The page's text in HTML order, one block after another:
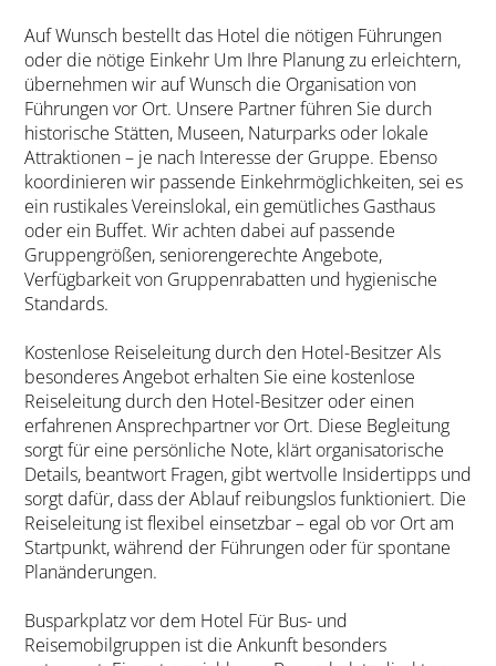
Auf Wunsch bestellt das Hotel die nötigen Führungen
oder die nötige Einkehr Um Ihre Planung zu erleichtern,
übernehmen wir auf Wunsch die Organisation von
Führungen vor Ort. Unsere Partner führen Sie durch
historische Stätten, Museen, Naturparks oder lokale
Attraktionen – je nach Interesse der Gruppe. Ebenso
koordinieren wir passende Einkehrmöglichkeiten, sei es
ein rustikales Vereinslokal, ein gemütliches Gasthaus
oder ein Buffet. Wir achten dabei auf passende
Gruppengrößen, seniorengerechte Angebote,
Verfügbarkeit von Gruppenrabatten und hygienische
Standards.
Kostenlose Reiseleitung durch den Hotel-Besitzer Als
besonderes Angebot erhalten Sie eine kostenlose
Reiseleitung durch den Hotel-Besitzer oder einen
erfahrenen Ansprechpartner vor Ort. Diese Begleitung
sorgt für eine persönliche Note, klärt organisatorische
Details, beantwort Fragen, gibt wertvolle Insidertipps und
sorgt dafür, dass der Ablauf reibungslos funktioniert. Die
Reiseleitung ist flexibel einsetzbar – egal ob vor Ort am
Startpunkt, während der Führungen oder für spontane
Planänderungen.
Busparkplatz vor dem Hotel Für Bus- und
Reisemobilgruppen ist die Ankunft besonders